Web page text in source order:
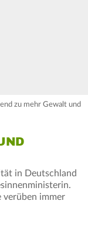
zu mehr Gewalt und
in Deutschland
verüben immer